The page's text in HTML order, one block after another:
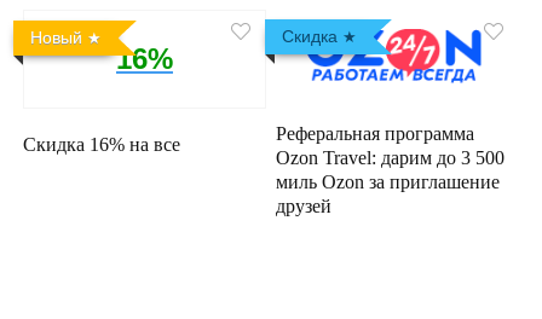
Новый
16%
Скидка 16% на все
Скидка
Реферальная программа
Ozon Travel: дарим до 3 500
миль Ozon за приглашение
друзей